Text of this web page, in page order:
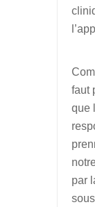
faut
que
par